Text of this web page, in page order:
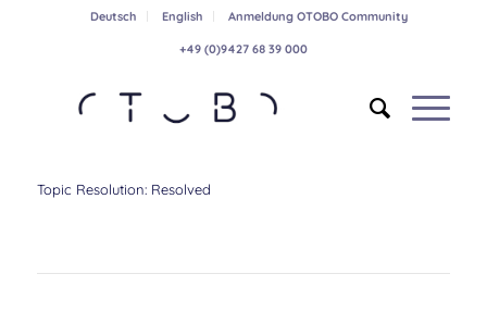
Deutsch English Anmeldung OTOBO Community
+49 (0)9427 68 39 000
Topic Resolution: Resolved